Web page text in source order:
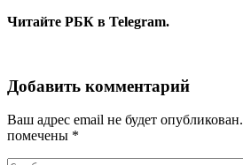
Читайте РБК в Telegram.
Добавить комментарий
Ваш адрес email не будет опубликован.
помечены *